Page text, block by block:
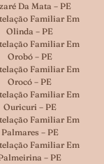
Da Mata – PE
Familiar Em
Olinda – PE
Familiar Em
Orobó – PE
Familiar Em
Orocó – PE
Familiar Em
Ouricuri – PE
Familiar Em
Palmares – PE
Familiar Em
– PE